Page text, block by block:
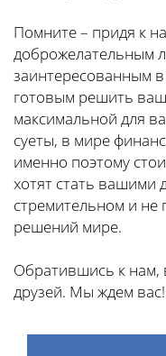
Помните – придя к
доброжелательным
заинтересованным
готовым решить
максимальной для
суеты, в мире
именно поэтому
хотят стать
стремительном и
решений мире.
Обратившись к нам,
друзей. Мы ждем вас!